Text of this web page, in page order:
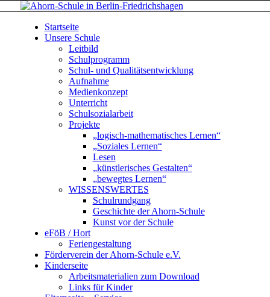
Startseite
Unsere Schule
Leitbild
Schulprogramm
Schul- und Qualitätsentwicklung
Aufnahme
Medienkonzept
Unterricht
Schulsozialarbeit
Projekte
„logisch-mathematisches Lernen“
„Soziales Lernen“
Lesen
„künstlerisches Gestalten“
„bewegtes Lernen“
WISSENSWERTES
Schulrundgang
Geschichte der Ahorn-Schule
Kunst vor der Schule
eFöB / Hort
Feriengestaltung
Förderverein der Ahorn-Schule e.V.
Kinderseite
Arbeitsmaterialien zum Download
Links für Kinder